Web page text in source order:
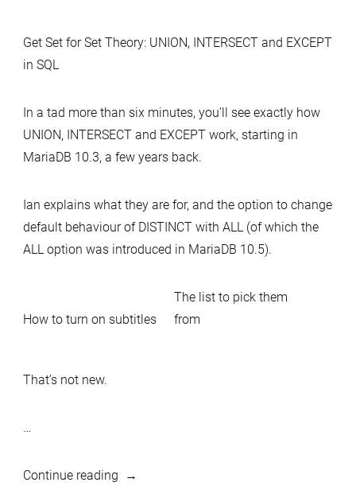
Get Set for Set Theory: UNION, INTERSECT and EXCEPT
in SQL
In a tad more than six minutes, you’ll see exactly how
UNION, INTERSECT and EXCEPT work, starting in
MariaDB 10.3, a few years back.
Ian explains what they are for, and the option to change
default behaviour of DISTINCT with ALL (of which the
ALL option was introduced in MariaDB 10.5).
How to turn on subtitles
The list to pick them
from
That’s not new.
…
Continue reading“Multilingual